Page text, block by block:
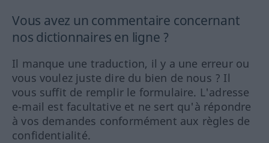
Vous avez un commentaire concernant
nos dictionnaires en ligne ?
Il manque une traduction, il y a une erreur ou
vous voulez juste dire du bien de nous ? Il
vous suffit de remplir le formulaire. L'adresse
e-mail est facultative et ne sert qu'à répondre
à vos demandes conformément aux règles de
confidentialité.